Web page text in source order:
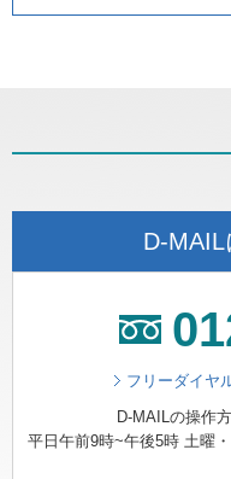
D-
フリーダイヤ
D-MAILの操作
平日午前9時~午後5時 土曜